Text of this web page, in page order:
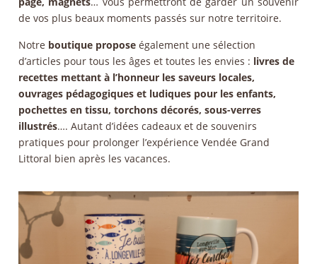
de vos plus beaux moments passés sur notre territoire.
Notre boutique propose également une sélection
d’articles pour tous les âges et toutes les envies : livres de
recettes mettant à l’honneur les saveurs locales,
ouvrages pédagogiques et ludiques pour les enfants,
pochettes en tissu, torchons décorés, sous-verres
illustrés…. Autant d’idées cadeaux et de souvenirs
pratiques pour prolonger l’expérience Vendée Grand
Littoral bien après les vacances.